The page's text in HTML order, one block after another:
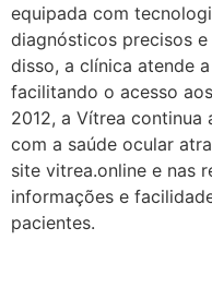
equipada com
diagnósticos precisos
disso, a clínica atende
facilitando o acesso
2012, a Vítrea continua
com a saúde ocular
site vitrea.online e nas
informações e
pacientes.